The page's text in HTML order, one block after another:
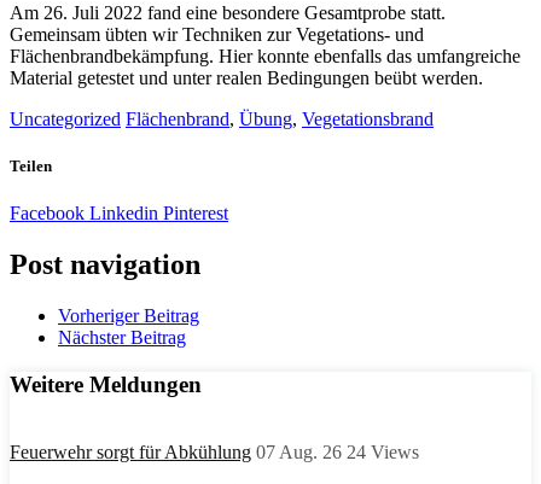
Am 26. Juli 2022 fand eine besondere Gesamtprobe statt.
Gemeinsam übten wir Techniken zur Vegetations- und
Flächenbrandbekämpfung. Hier konnte ebenfalls das umfangreiche
Material getestet und unter realen Bedingungen beübt werden.
Uncategorized Flächenbrand, Übung, Vegetationsbrand
Teilen
Facebook Linkedin Pinterest
Post navigation
Vorheriger Beitrag
Nächster Beitrag
Weitere Meldungen
Feuerwehr sorgt für Abkühlung 07 Aug. 26 24 Views